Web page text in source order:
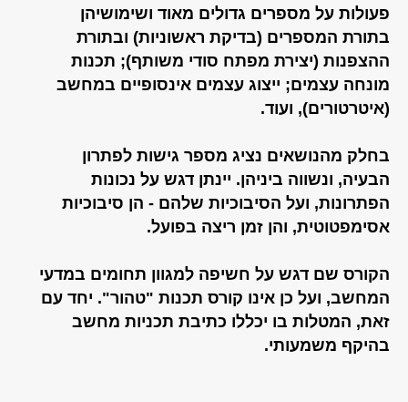
פעולות על מספרים גדולים מאוד ושימושיהן
בתורת המספרים (בדיקת ראשוניות) ובתורת
ההצפנות (יצירת מפתח סודי משותף); תכנות
מונחה עצמים; ייצוג עצמים אינסופיים במחשב
(איטרטורים), ועוד.
בחלק מהנושאים נציג מספר גישות לפתרון
הבעיה, ונשווה ביניהן. יינתן דגש על נכונות
הפתרונות, ועל הסיבוכיות שלהם - הן סיבוכיות
אסימפטוטית, והן זמן ריצה בפועל.
הקורס שם דגש על חשיפה למגוון תחומים במדעי
המחשב, ועל כן אינו קורס תכנות "טהור". יחד עם
זאת, המטלות בו יכללו כתיבת תכניות מחשב
בהיקף משמעותי.